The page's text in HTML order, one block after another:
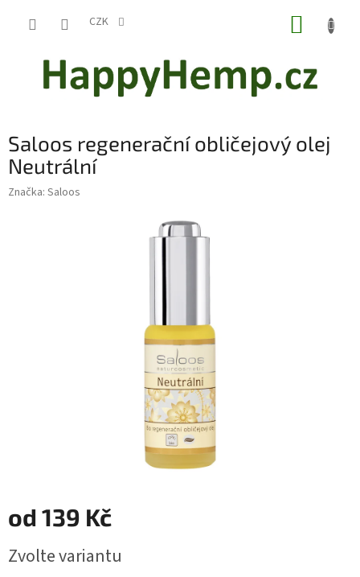
CZK
Saloos regenerační obličejový olej
Neutrální
Značka: Saloos
od 139 Kč
cena:
Zvolte variantu